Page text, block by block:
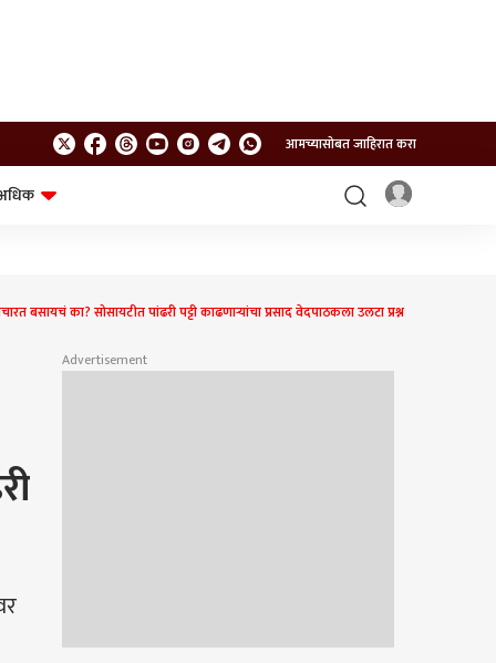
आमच्यासोबत जाहिरात करा
बसायचं का? सोसायटीत पांढरी पट्टी काढणाऱ्यांचा प्रसाद वेदपाठकला उलटा प्रश्न
Advertisement